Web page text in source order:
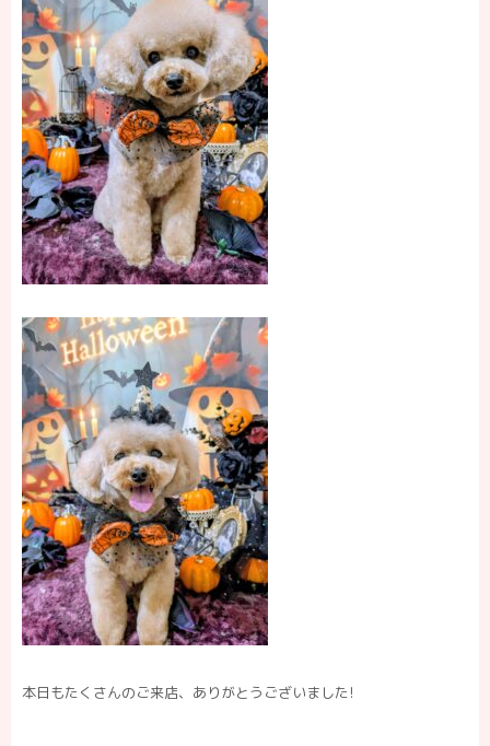
本日もたくさんのご来店、ありがとうございました!